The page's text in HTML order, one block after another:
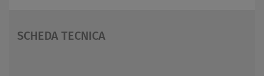
SCHEDA TECNICA